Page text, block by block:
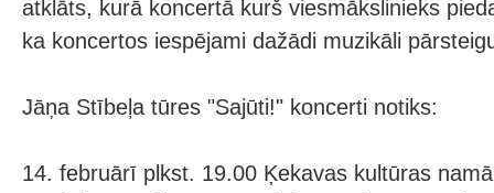
atklāts, kurā koncertā kurš viesmākslinieks
ka koncertos iespējami dažādi muzikāli
Jāņa Stībeļa tūres "Sajūti!" koncerti notiks:
14. februārī plkst. 19.00 Ķekavas kultūras